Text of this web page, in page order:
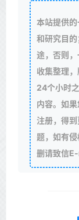
本站提供
和研究目
途，否则
收集整理
24个小时
内容。如
注册，得
题，如有
删请致信